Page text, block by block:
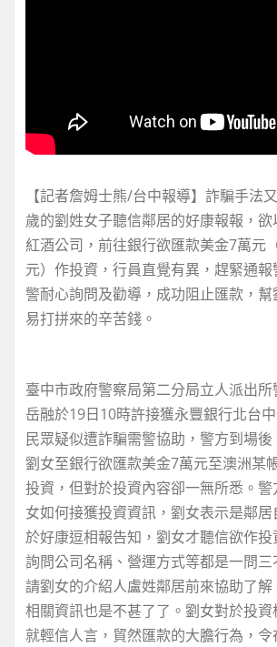
【記者詹姆士熊/台中報導】詐騙手法
歲的劉姓女子聽信鄰居的好康報報，
紅酒公司，前往銀行欲匯款美金7萬元
元）作投資，行員直覺有異，趕緊通
警耐心詢問及勸導，成功阻止匯款，
易打拼來的辛苦錢。
臺中市政府警察局第二分局立人派出
岳融於19日10時許接獲永豐銀行北台
民眾疑似遭詐騙需警協助，警方到場
劉女至銀行欲匯款美金7萬元至澳洲某
投資，但對於投資內容卻一無所悉。
女如何接獲投資資訊，劉女表示是鄰
於好康逗相報告知，劉女才聽信欲作
詢問公司名稱、營運方式等都是一問
請劉女的介紹人盧姓鄰居前來協助了
相關資訊也是不甚了了。劉女對於投資
就輕信人言，貿然匯款的大膽行為，